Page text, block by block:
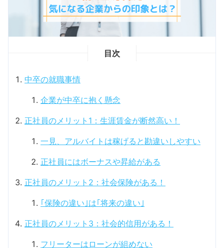
目次
中卒の就職事情
企業が中卒に抱く懸念
正社員のメリット1：生涯賃金が断然高い！
一見、アルバイトは稼げると勘違いしやすい
正社員にはボーナスや昇給がある
正社員のメリット2：社会保険がある！
｢保険の違い｣は｢将来の違い｣
正社員のメリット3：社会的信用がある！
フリーターはローンが組めない